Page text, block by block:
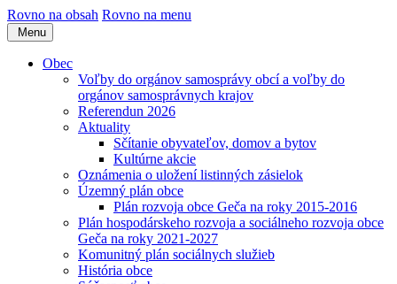
Rovno na obsah Rovno na menu
Menu
Obec
Voľby do orgánov samosprávy obcí a voľby do
orgánov samosprávnych krajov
Referendun 2026
Aktuality
Sčítanie obyvateľov, domov a bytov
Kultúrne akcie
Oznámenia o uložení listinných zásielok
Územný plán obce
Plán rozvoja obce Geča na roky 2015-2016
Plán hospodárskeho rozvoja a sociálneho rozvoja obce
Geča na roky 2021-2027
Komunitný plán sociálnych služieb
História obce